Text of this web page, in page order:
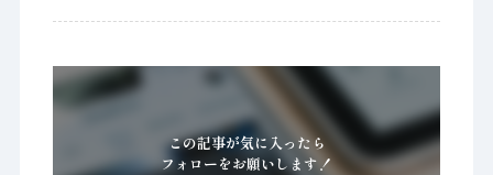
この記事が気に入ったら
フォローをお願いします！